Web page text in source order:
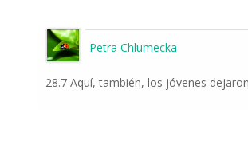
Petra Chlumecka
28.7 Aquí, también, los jóvenes